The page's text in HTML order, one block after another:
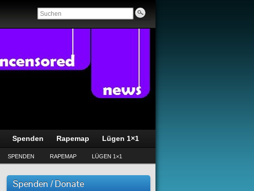
Spenden Rapemap Lügen 1×1
SPENDEN RAPEMAP LÜGEN 1×1
Spenden / Donate